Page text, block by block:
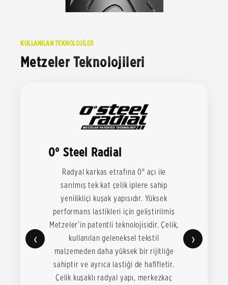
KULLANILAN TEKNOLOJİLER
Metzeler Teknolojileri
‹
0° Steel Radial
Radyal karkas etrafına 0° açı ile
sarılmış tek kat çelik iplere sahip
yenilikliçi kuşak yapısıdır. Yüksek
performans lastikleri için geliştirilmiş
Metzeler’in patentli teknolojisidir. Çelik,
kullanılan geleneksel tekstil
malzemeden daha yüksek bir rijitliğe
sahiptir ve ayrıca lastiği de hafifletir.
Çelik kuşaklı radyal yapı, merkezkaç
›